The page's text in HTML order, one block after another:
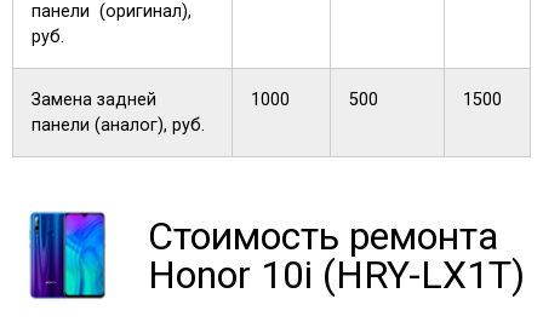
панели (оригинал),
руб.
Замена задней
панели (аналог), руб.
1000 500 1500
Стоимость ремонта
Honor 10i (HRY-LX1T)